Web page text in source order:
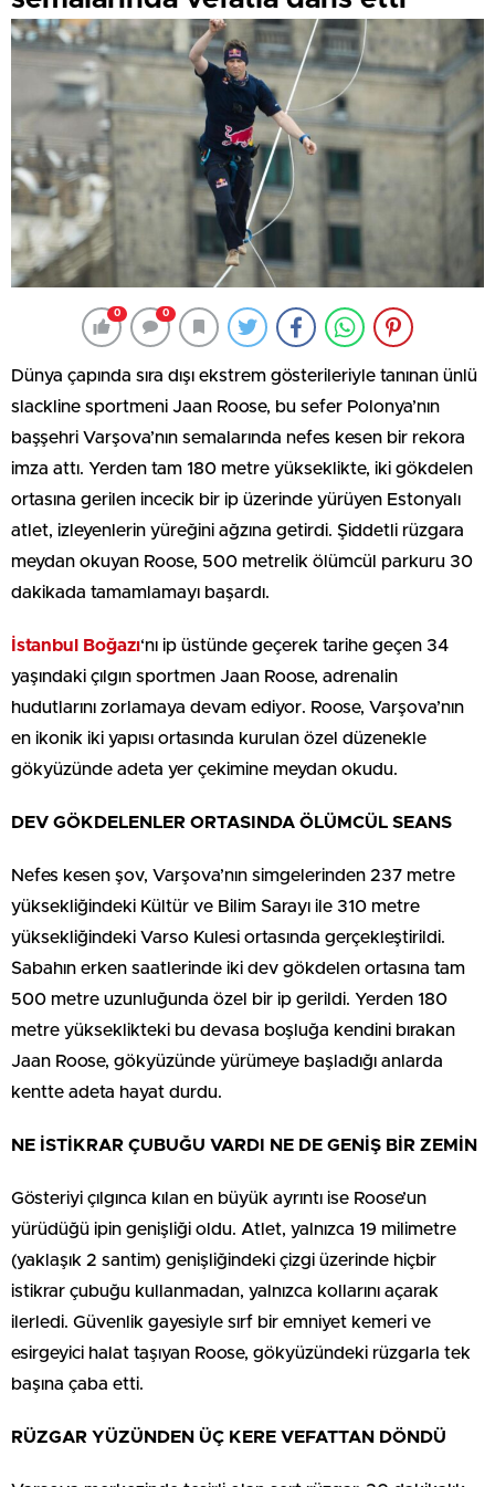
0 0
Dünya çapında sıra dışı ekstrem gösterileriyle tanınan ünlü
slackline sportmeni Jaan Roose, bu sefer Polonya’nın
başşehri Varşova’nın semalarında nefes kesen bir rekora
imza attı. Yerden tam 180 metre yükseklikte, iki gökdelen
ortasına gerilen incecik bir ip üzerinde yürüyen Estonyalı
atlet, izleyenlerin yüreğini ağzına getirdi. Şiddetli rüzgara
meydan okuyan Roose, 500 metrelik ölümcül parkuru 30
dakikada tamamlamayı başardı.
İstanbul Boğazı‘nı ip üstünde geçerek tarihe geçen 34
yaşındaki çılgın sportmen Jaan Roose, adrenalin
hudutlarını zorlamaya devam ediyor. Roose, Varşova’nın
en ikonik iki yapısı ortasında kurulan özel düzenekle
gökyüzünde adeta yer çekimine meydan okudu.
DEV GÖKDELENLER ORTASINDA ÖLÜMCÜL SEANS
Nefes kesen şov, Varşova’nın simgelerinden 237 metre
yüksekliğindeki Kültür ve Bilim Sarayı ile 310 metre
yüksekliğindeki Varso Kulesi ortasında gerçekleştirildi.
Sabahın erken saatlerinde iki dev gökdelen ortasına tam
500 metre uzunluğunda özel bir ip gerildi. Yerden 180
metre yükseklikteki bu devasa boşluğa kendini bırakan
Jaan Roose, gökyüzünde yürümeye başladığı anlarda
kentte adeta hayat durdu.
NE İSTİKRAR ÇUBUĞU VARDI NE DE GENİŞ BİR ZEMİN
Gösteriyi çılgınca kılan en büyük ayrıntı ise Roose’un
yürüdüğü ipin genişliği oldu. Atlet, yalnızca 19 milimetre
(yaklaşık 2 santim) genişliğindeki çizgi üzerinde hiçbir
istikrar çubuğu kullanmadan, yalnızca kollarını açarak
ilerledi. Güvenlik gayesiyle sırf bir emniyet kemeri ve
esirgeyici halat taşıyan Roose, gökyüzündeki rüzgarla tek
başına çaba etti.
RÜZGAR YÜZÜNDEN ÜÇ KERE VEFATTAN DÖNDÜ